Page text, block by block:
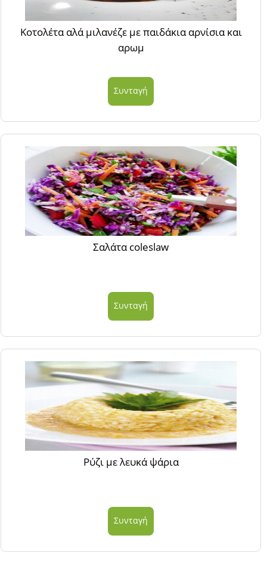
Κοτολέτα αλά μιλανέζε με παιδάκια αρνίσια και
αρωμ
Συνταγή
Σαλάτα coleslaw
Συνταγή
Ρύζι με λευκά ψάρια
Συνταγή